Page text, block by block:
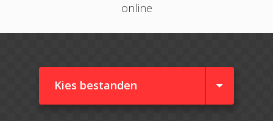
online
Kies bestanden